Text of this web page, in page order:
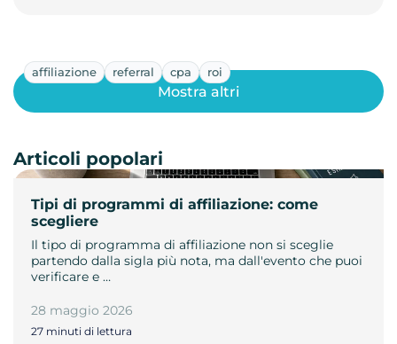
affiliazione referral cpa roi
Tipi di programmi di affiliazione: come
scegliere
Il tipo di programma di affiliazione non si sceglie
partendo dalla sigla più nota, ma dall'evento che puoi
verificare e …
28 maggio 2026
27 minuti di lettura
Mostra altri
Articoli popolari